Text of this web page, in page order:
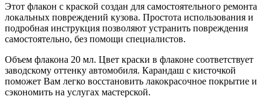
Этот флакон с краской создан для самостоятельного ремонта
локальных повреждений кузова. Простота использования и
подробная инструкция позволяют устранить повреждения
самостоятельно, без помощи специалистов.
Объем флакона 20 мл. Цвет краски в флаконе соответствует
заводскому оттенку автомобиля. Карандаш с кисточкой
поможет Вам легко восстановить лакокрасочное покрытие и
сэкономить на услугах мастерской.